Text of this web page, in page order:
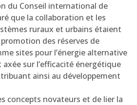
du Conseil international de
que la collaboration et les
ruraux et urbains étaient
des réserves de
sites pour l’énergie alternative
sur l’efficacité énergétique
ainsi au développement
concepts novateurs et de lier la